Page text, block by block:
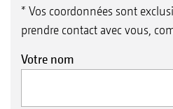
* Vos coordonnées sont
prendre contact avec vous,
Votre nom